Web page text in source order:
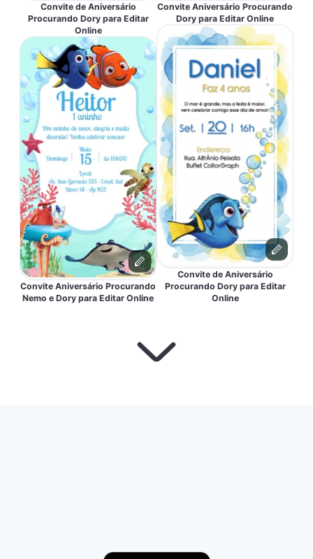
Convite de Aniversário
Procurando Dory para Editar
Online
Convite Aniversário Procurando
Nemo e Dory para Editar Online
Convite Aniversário Procurando
Dory para Editar Online
Convite de Aniversário
Procurando Dory para Editar
Online